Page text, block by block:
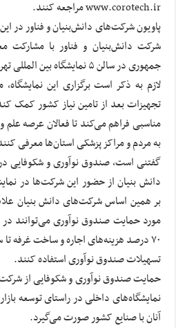
www.corotech.ir مراجعه کنند.
شرکت دانش‌بنیان و فناور با مشارکت
جمهوری در سالن ۵ نمایشگاه بین المللی تهران برگزار شود.
لازم به ذکر است برگزاری این
تجهیزات بعد از تامین نیاز کشور کمک
مناسبی فراهم می‌کند تا فعالان عرصه علم
به مردم و مراکز پزشکی استان‌ها معرفی
گفتنی است، صندوق نوآوری و شکوفایی
بر همین اساس شرکت‌های دانش بنیان
مورد حمایت صندوق نوآوری می‌توانند
تسهیلات صندوق نوآوری استفاده کنند.
حمایت صندوق نوآوری و شکوفایی از
نمایشگاه‌های داخلی در راستای توسعه
آنان با صنایع کشور صورت می‌گیرد.